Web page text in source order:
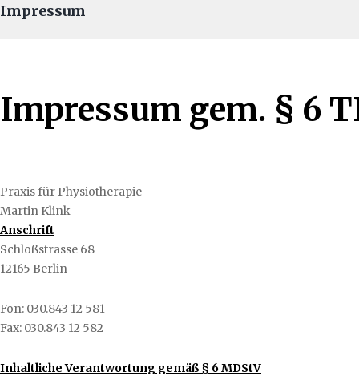
Impressum
Impressum gem. § 6
Praxis für Physiotherapie
Martin Klink
Anschrift
Schloßstrasse 68
12165 Berlin
Fon: 030.843 12 581
Fax: 030.843 12 582
Inhaltliche Verantwortung gemäß § 6 MDStV